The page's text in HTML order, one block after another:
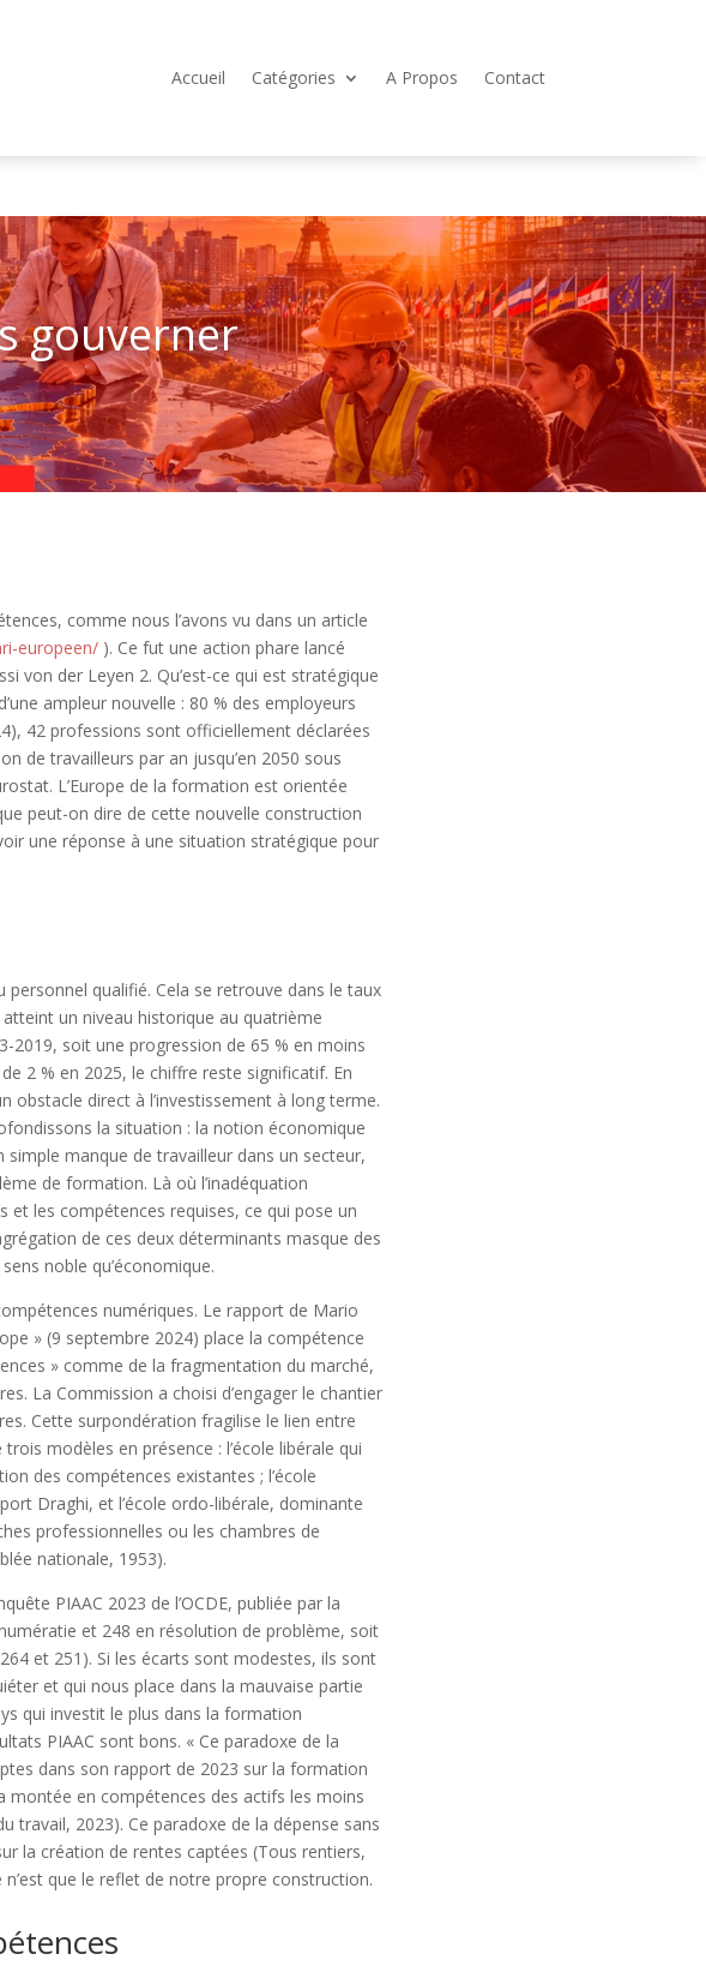
Accueil Catégories A Propos Contact
gouverner
comme nous l’avons vu dans un article
europeen/). Ce fut une action phare lancé
von der Leyen 2. Qu’est-ce qui est stratégique
ampleur nouvelle : 80 % des employeurs
42 professions sont officiellement déclarées
de travailleurs par an jusqu’en 2050 sous
L’Europe de la formation est orientée
peut-on dire de cette nouvelle construction
une réponse à une situation stratégique pour
qualifié. Cela se retrouve dans le taux
un niveau historique au quatrième
2019, soit une progression de 65 % en moins
2 % en 2025, le chiffre reste significatif. En
obstacle direct à l’investissement à long terme.
la situation : la notion économique
simple manque de travailleur dans un secteur,
de formation. Là où l’inadéquation
les compétences requises, ce qui pose un
de ces deux déterminants masque des
noble qu’économique.
numériques. Le rapport de Mario
» (9 septembre 2024) place la compétence
» comme de la fragmentation du marché,
La Commission a choisi d’engager le chantier
Cette surpondération fragilise le lien entre
modèles en présence : l’école libérale qui
des compétences existantes ; l’école
Draghi, et l’école ordo-libérale, dominante
professionnelles ou les chambres de
nationale, 1953).
PIAAC 2023 de l’OCDE, publiée par la
et 248 en résolution de problème, soit
et 251). Si les écarts sont modestes, ils sont
et qui nous place dans la mauvaise partie
qui investit le plus dans la formation
PIAAC sont bons. « Ce paradoxe de la
dans son rapport de 2023 sur la formation
montée en compétences des actifs les moins
travail, 2023). Ce paradoxe de la dépense sans
la création de rentes captées (Tous rentiers,
n’est que le reflet de notre propre construction.